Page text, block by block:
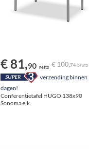
€ 81,90 netto € 100,74 bruto
verzending binnen
dagen!
Conferentietafel HUGO 138x90
Sonoma eik